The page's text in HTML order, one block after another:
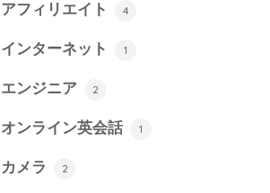
アフィリエイト 4
インターネット 1
エンジニア 2
オンライン英会話 1
カメラ 2